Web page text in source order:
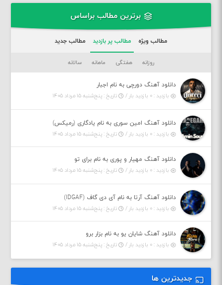
برترین مطالب براساس
مطالب ویژه مطالب پر بازدید مطالب جدید
روزانه هفتگی ماهانه سالانه
دانلود آهنگ دورچی به نام اجبار
بازدید : ۰ بازدید بار /
تاریخ : پنج‌شنبه ۱۵ مرداد ۱۴۰۵
دانلود آهنگ امین سوری به نام یادگاری (رمیکس)
بازدید : ۰ بازدید بار /
تاریخ : پنج‌شنبه ۱۵ مرداد ۱۴۰۵
دانلود آهنگ مهیار و پوری به نام برای تو
بازدید : ۰ بازدید بار /
تاریخ : پنج‌شنبه ۱۵ مرداد ۱۴۰۵
دانلود آهنگ آرتا به نام آی دی گاف (IDGAF)
بازدید : ۰ بازدید بار /
تاریخ : پنج‌شنبه ۱۵ مرداد ۱۴۰۵
دانلود آهنگ شایان یو به نام بزار برو
بازدید : ۰ بازدید بار /
تاریخ : پنج‌شنبه ۱۵ مرداد ۱۴۰۵
جدیدترین ها